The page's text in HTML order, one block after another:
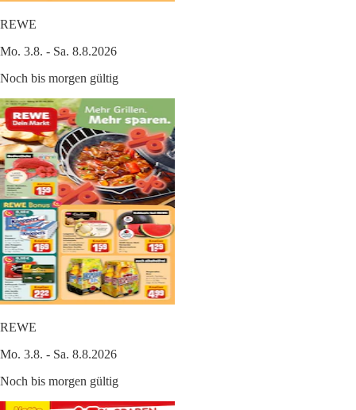
REWE
Mo. 3.8. - Sa. 8.8.2026
Noch bis morgen gültig
REWE
Mo. 3.8. - Sa. 8.8.2026
Noch bis morgen gültig